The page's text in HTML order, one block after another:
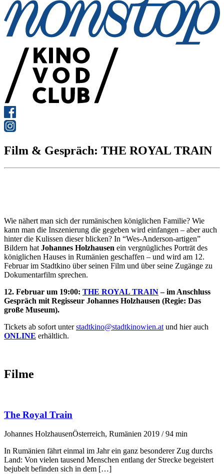
Film & Gespräch: THE ROYAL TRAIN
Wie nähert man sich der rumänischen königlichen Familie? Wie
kann man die Inszenierung die gegeben wird einfangen – aber auch
hinter die Kulissen dieser blicken? In “Wes-Anderson-artigen”
Bildern hat Johannes Holzhausen ein vergnügliches Porträt des
königlichen Hauses in Rumänien geschaffen – und wird am 12.
Februar im Stadtkino über seinen Film und über seine Zugänge zu
Dokumentarfilm sprechen.
12. Februar um 19:00: THE ROYAL TRAIN– im Anschluss
Gespräch mit Regisseur Johannes Holzhausen (Regie: Das
große Museum).
Tickets ab sofort unterstadtkino@stadtkinowien.at und hier auch
ONLINE erhältlich.
Filme
The Royal Train
Johannes HolzhausenÖsterreich, Rumänien 2019 / 94 min
In Rumänien fährt einmal im Jahr ein ganz besonderer Zug durchs
Land: Von vielen tausend Menschen entlang der Strecke begeistert
bejubelt befinden sich in dem […]